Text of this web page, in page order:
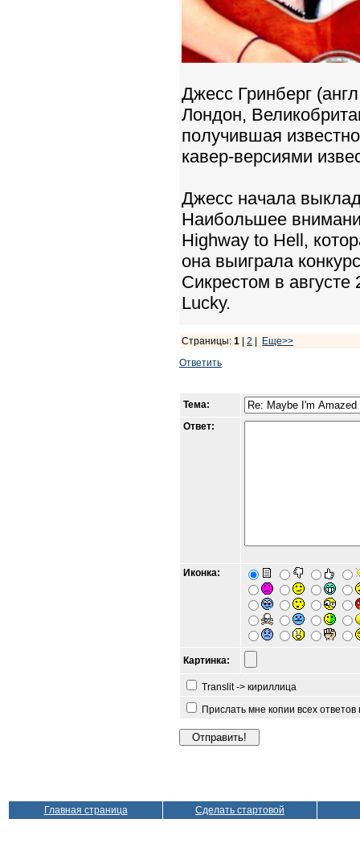
Джесс Гринберг
Лондон,
получившая
кавер-версиями
Джесс начала
Наибольшее
Highway to Hell,
она выиграла
Сикрестом в
Lucky.
Страницы: 1 2
Еще>>
Ответить
Тема:
Ответ:
Иконка:
Картинка:
Translit -> кириллица
Прислать мне копии всех
Главная страница Сделать стартовой